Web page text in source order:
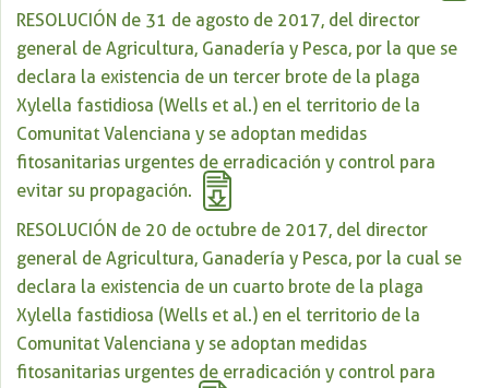
RESOLUCIÓN de 31 de agosto de 2017, del director
general de Agricultura, Ganadería y Pesca, por la que se
declara la existencia de un tercer brote de la plaga
Xylella fastidiosa (Wells et al.) en el territorio de la
Comunitat Valenciana y se adoptan medidas
fitosanitarias urgentes de erradicación y control para
evitar su propagación.
RESOLUCIÓN de 20 de octubre de 2017, del director
general de Agricultura, Ganadería y Pesca, por la cual se
declara la existencia de un cuarto brote de la plaga
Xylella fastidiosa (Wells et al.) en el territorio de la
Comunitat Valenciana y se adoptan medidas
fitosanitarias urgentes de erradicación y control para